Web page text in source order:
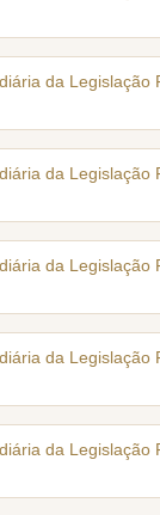
da Legislação
da Legislação
da Legislação
da Legislação
da Legislação